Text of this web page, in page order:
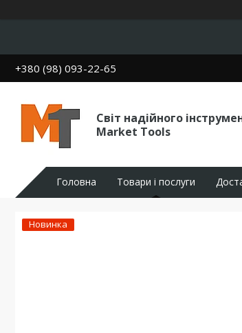
+380 (98) 093-22-65
Світ надійного
Market Tools
Головна Товари і послуги
Новинка